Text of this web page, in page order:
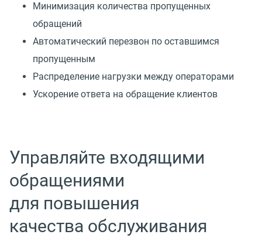
Минимизация количества пропущенных
обращений
Автоматический перезвон по оставшимся
пропущенным
Распределение нагрузки между операторами
Ускорение ответа на обращение клиентов
Управляйте входящими
обращениями
для повышения
качества обслуживания